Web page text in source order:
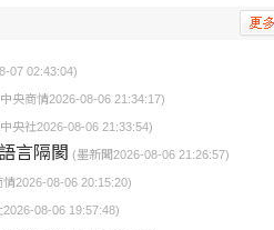
07 02:43:04)
央商情2026-08-06 21:34:17)
央社2026-08-06 21:33:54)
言隔閡 (墨新聞2026-08-06 21:26:57)
情2026-08-06 20:15:20)
2026-08-06 19:57:48)